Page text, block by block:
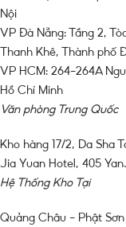
Nội
VP Đà Nẵng: Tầng 2,
Thanh Khê, Thành phố
VP HCM: 264-264A
Hồ Chí Minh
Văn phòng Trung Quốc
Kho hàng 17/2, Da Sha
Jia Yuan Hotel, 405
Hệ Thống Kho Tại
Quảng Châu – Phật